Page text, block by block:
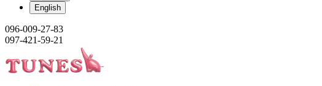
English
096-009-27-83
097-421-59-21